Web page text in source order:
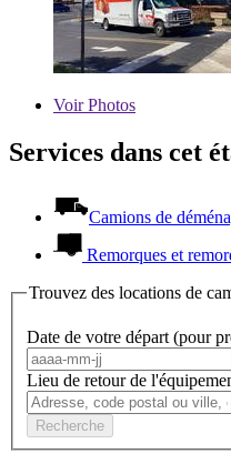
VoirPhotos
Services dans cet
Camions de
Remorques et
Trouvez des locations de
Date de votre départ (pour
Lieu de retour de
Recherche